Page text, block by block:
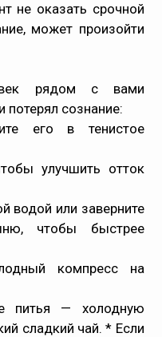
не оказать срочной
может произойти
рядом с вами
потерял сознание:
его в тенистое
улучшить отток
водой или заверните
чтобы быстрее
компресс на
питья — холодную
сладкий чай. * Если